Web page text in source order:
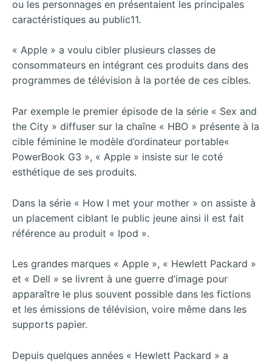
ou les personnages en présentaient les principales
caractéristiques au public11.
« Apple » a voulu cibler plusieurs classes de
consommateurs en intégrant ces produits dans des
programmes de télévision à la portée de ces cibles.
Par exemple le premier épisode de la série « Sex and
the City » diffuser sur la chaîne « HBO » présente à la
cible féminine le modèle d’ordinateur portable«
PowerBook G3 », « Apple » insiste sur le coté
esthétique de ses produits.
Dans la série « How I met your mother » on assiste à
un placement ciblant le public jeune ainsi il est fait
référence au produit « Ipod ».
Les grandes marques « Apple », « Hewlett Packard »
et « Dell » se livrent à une guerre d’image pour
apparaître le plus souvent possible dans les fictions
et les émissions de télévision, voire même dans les
supports papier.
Depuis quelques années « Hewlett Packard » a